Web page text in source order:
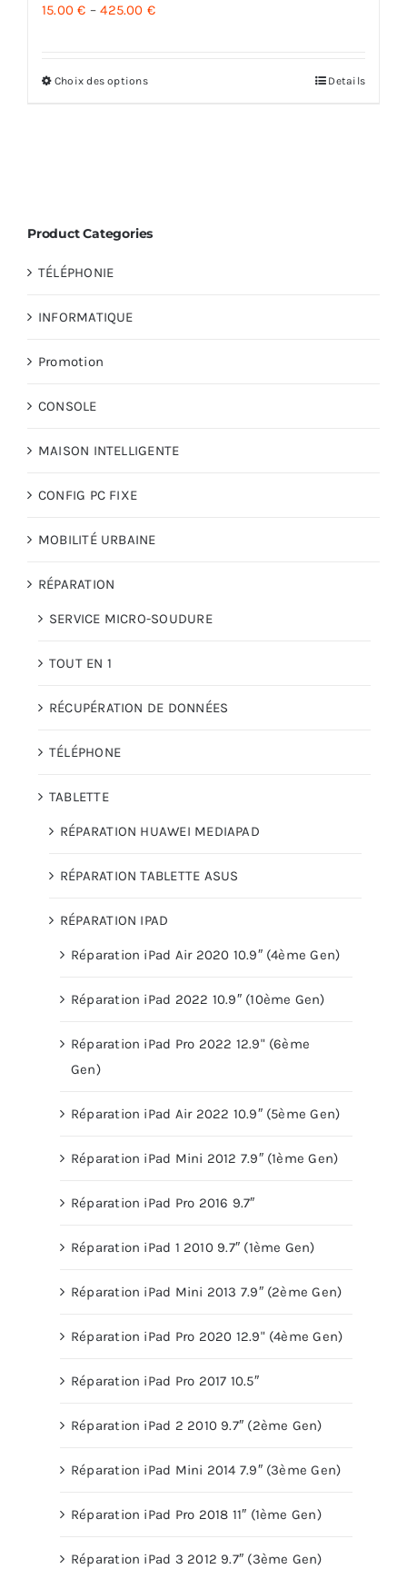
15.00€ –425.00 €
Choix des options Details
Product Categories
TÉLÉPHONIE
INFORMATIQUE
Promotion
CONSOLE
MAISON INTELLIGENTE
CONFIG PC FIXE
MOBILITÉ URBAINE
RÉPARATION
SERVICE MICRO-SOUDURE
TOUT EN 1
RÉCUPÉRATION DE DONNÉES
TÉLÉPHONE
TABLETTE
RÉPARATION HUAWEI MEDIAPAD
RÉPARATION TABLETTE ASUS
RÉPARATION IPAD
Réparation iPad Air 2020 10.9″ (4ème Gen)
Réparation iPad 2022 10.9″ (10ème Gen)
Réparation iPad Pro 2022 12.9" (6ème
Gen)
Réparation iPad Air 2022 10.9″ (5ème Gen)
Réparation iPad Mini 2012 7.9″ (1ème Gen)
Réparation iPad Pro 2016 9.7″
Réparation iPad 1 2010 9.7″ (1ème Gen)
Réparation iPad Mini 2013 7.9″ (2ème Gen)
Réparation iPad Pro 2020 12.9" (4ème Gen)
Réparation iPad Pro 2017 10.5″
Réparation iPad 2 2010 9.7″ (2ème Gen)
Réparation iPad Mini 2014 7.9″ (3ème Gen)
Réparation iPad Pro 2018 11″ (1ème Gen)
Réparation iPad 3 2012 9.7″ (3ème Gen)